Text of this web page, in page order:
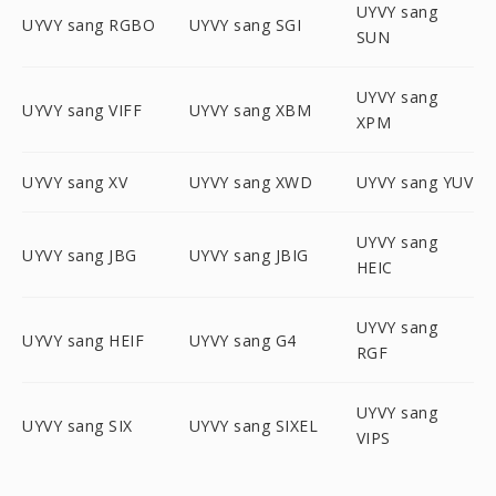
UYVY sang RGBO UYVY sang SGI
UYVY sang
SUN
UYVY sang VIFF UYVY sang XBM
UYVY sang
XPM
UYVY sang XV UYVY sang XWD UYVY sang YUV
UYVY sang JBG UYVY sang JBIG
UYVY sang
HEIC
UYVY sang HEIF UYVY sang G4
UYVY sang
RGF
UYVY sang SIX UYVY sang SIXEL
UYVY sang
VIPS